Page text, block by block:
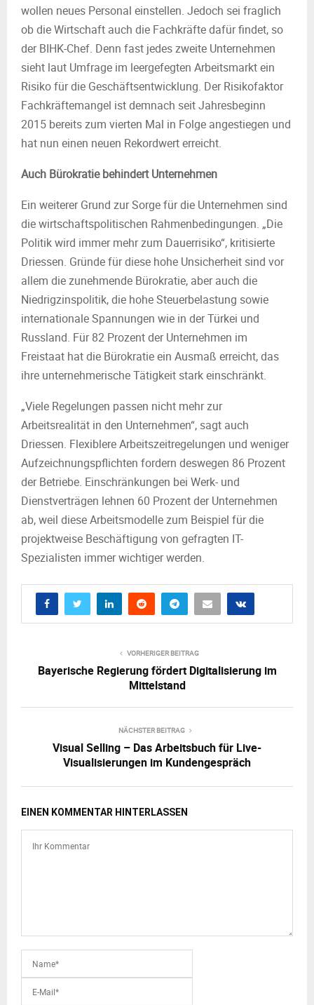
wollen neues Personal einstellen. Jedoch sei fraglich
ob die Wirtschaft auch die Fachkräfte dafür findet, so
der BIHK-Chef. Denn fast jedes zweite Unternehmen
sieht laut Umfrage im leergefegten Arbeitsmarkt ein
Risiko für die Geschäftsentwicklung. Der Risikofaktor
Fachkräftemangel ist demnach seit Jahresbeginn
2015 bereits zum vierten Mal in Folge angestiegen und
hat nun einen neuen Rekordwert erreicht.
Auch Bürokratie behindert Unternehmen
Ein weiterer Grund zur Sorge für die Unternehmen sind
die wirtschaftspolitischen Rahmenbedingungen. „Die
Politik wird immer mehr zum Dauerrisiko“, kritisierte
Driessen. Gründe für diese hohe Unsicherheit sind vor
allem die zunehmende Bürokratie, aber auch die
Niedrigzinspolitik, die hohe Steuerbelastung ‎sowie
internationale Spannungen ‎wie in der Türkei und
Russland. Für 82 Prozent der Unternehmen im
Freistaat hat die Bürokratie ein Ausmaß erreicht, das
ihre unternehmerische Tätigkeit stark einschränkt.
„Viele Regelungen passen nicht mehr zur
Arbeitsrealität in den Unternehmen“, sagt auch
Driessen. Flexiblere Arbeitszeitregelungen und weniger
Aufzeichnungspflichten fordern deswegen 86 Prozent
der Betriebe. Einschränkungen bei Werk- und
Dienstverträgen lehnen 60 Prozent der Unternehmen
ab, weil diese Arbeitsmodelle zum Beispiel für die
projektweise Beschäftigung von gefragten IT-
Spezialisten immer wichtiger werden.
VORHERIGER BEITRAG
Bayerische Regierung fördert Digitalisierung im
Mittelstand
NÄCHSTER BEITRAG
Visual Selling – Das Arbeitsbuch für Live-
Visualisierungen im Kundengespräch
EINEN KOMMENTAR HINTERLASSEN